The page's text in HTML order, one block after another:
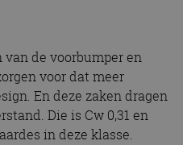
de voorbumper en
voor dat meer
En deze zaken dragen
Die is Cw 0,31 en
in deze klasse.